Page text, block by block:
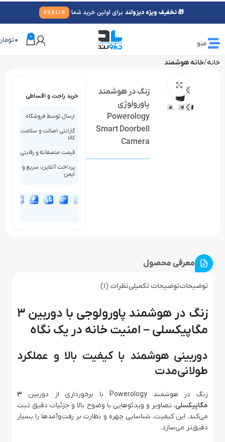
منو
0
0
خانه خانه هوشمند
زنگ در هوشمند
پاورولوژی
Powerology
Smart Doorbell
Camera
خرید راحت و اقساطی
ارسال توسط فروشگاه
گارانتی اصالت و سلامت
کالا
قیمت منصفانه و رقابتی
پرداخت آنلاین، سریع و
ایمن
معرفی محصول
توضیحاتتوضیحات تکمیلینظرات (1)
زنگ در هوشمند پاورولوجی با دوربین ۳
مگاپیکسلی – امنیت خانه در یک نگاه
دوربینی هوشمند با کیفیت بالا و عملکرد
طولانی‌مدت
زنگ در هوشمند Powerology با برخورداری از دوربین
۳
مگاپیکسلی، تصاویر و ویدئوهایی با وضوح بالا و جزئیات دقیق ثبت
می‌کند. این کیفیت، شناسایی چهره و نظارت بر رفت‌وآمدها را بسیار
دقیق‌تر می‌سازد.
🎁 تخفیف ویژه دیزولند برای اولین خرید شما AVALIN